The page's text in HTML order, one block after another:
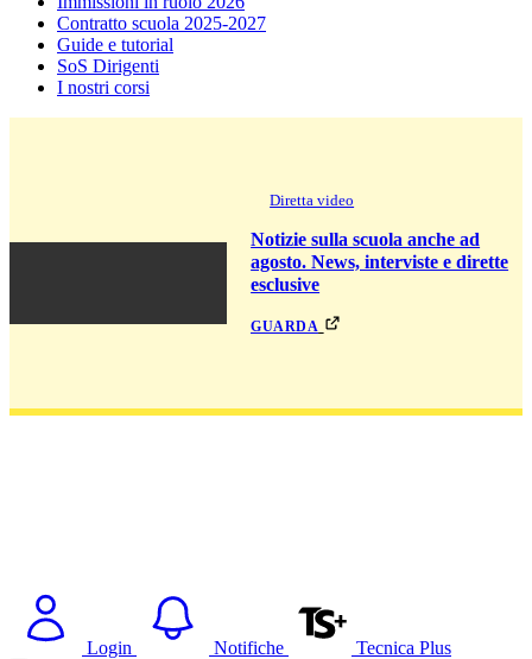
Contratto scuola 2025-2027
Guide e tutorial
SoS Dirigenti
I nostri corsi
Diretta video
Notizie sulla scuola anche ad
agosto. News, interviste e dirette
esclusive
guarda
Login Notifiche Tecnica Plus